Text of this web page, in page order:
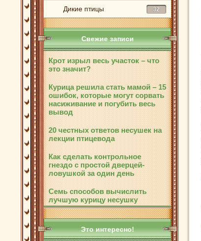
Дикие птицы 32
Свежие записи
Крот изрыл весь участок – что
это значит?
Курица решила стать мамой – 15
ошибок, которые могут сорвать
насиживание и погубить весь
вывод
20 честных ответов несушек на
лекции птицевода
Как сделать контрольное
гнездо с простой дверцей-
ловушкой за один день
Семь способов вычислить
лучшую курицу несушку
Это интересно!